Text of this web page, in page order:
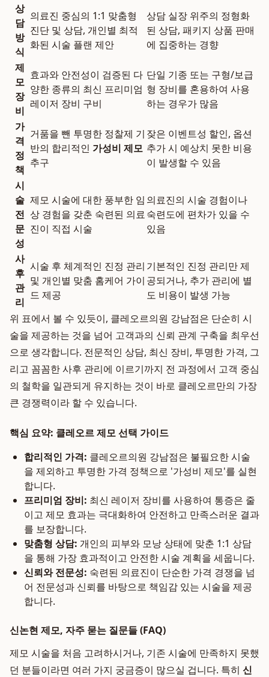
상
담
방
식
의료진 중심의 1:1 맞춤형
진단 및 상담, 개인별 최적
화된 시술 플랜 제안
상담 실장 위주의 정형화
된 상담, 패키지 상품 판매
에 집중하는 경향
제
모
장
비
효과와 안전성이 검증된 다
양한 종류의 최신 프리미엄
레이저 장비 구비
단일 기종 또는 구형/보급
형 장비를 혼용하여 사용
하는 경우가 많음
가
격
정
책
거품을 뺀 투명한 정찰제 기
반의 합리적인 가성비 제모
추구
잦은 이벤트성 할인, 옵션
추가 시 예상치 못한 비용
이 발생할 수 있음
시
술
전
문
성
제모 시술에 대한 풍부한 임
상 경험을 갖춘 숙련된 의료
진이 직접 시술
의료진의 시술 경험이나
숙련도에 편차가 있을 수
있음
사
후
관
리
시술 후 체계적인 진정 관리
및 개인별 맞춤 홈케어 가이
드 제공
기본적인 진정 관리만 제
공되거나, 추가 관리에 별
도 비용이 발생 가능
위 표에서 볼 수 있듯이, 클레오르의원 강남점은 단순히 시
술을 제공하는 것을 넘어 고객과의 신뢰 관계 구축을 최우선
으로 생각합니다. 전문적인 상담, 최신 장비, 투명한 가격, 그
리고 꼼꼼한 사후 관리에 이르기까지 전 과정에서 고객 중심
의 철학을 일관되게 유지하는 것이 바로 클레오르만의 가장
큰 경쟁력이라 할 수 있습니다.
핵심 요약: 클레오르 제모 선택 가이드
합리적인 가격: 클레오르의원 강남점은 불필요한 시술
을 제외하고 투명한 가격 정책으로 '가성비 제모'를 실현
합니다.
프리미엄 장비: 최신 레이저 장비를 사용하여 통증은 줄
이고 제모 효과는 극대화하여 안전하고 만족스러운 결과
를 보장합니다.
맞춤형 상담: 개인의 피부와 모낭 상태에 맞춘 1:1 상담
을 통해 가장 효과적이고 안전한 시술 계획을 세웁니다.
신뢰와 전문성: 숙련된 의료진이 단순한 가격 경쟁을 넘
어 전문성과 신뢰를 바탕으로 책임감 있는 시술을 제공
합니다.
신논현 제모, 자주 묻는 질문들 (FAQ)
제모 시술을 처음 고려하시거나, 기존 시술에 만족하지 못했
던 분들이라면 여러 가지 궁금증이 많으실 겁니다. 특히 신